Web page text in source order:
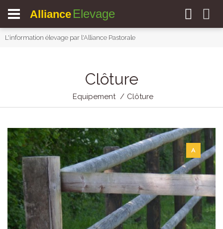
Alliance Elevage
L'information élevage par l'Alliance Pastorale
Clôture
Equipement Clôture
A